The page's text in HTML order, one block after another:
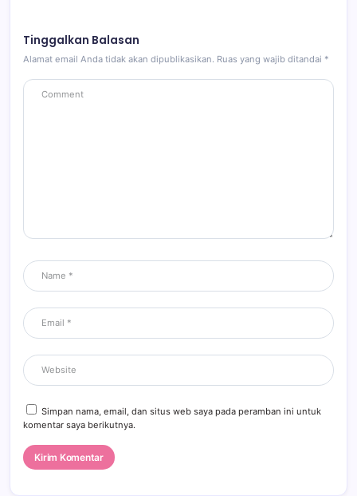
Tinggalkan Balasan
Alamat email Anda tidak akan dipublikasikan. Ruas yang wajib ditandai *
Simpan nama, email, dan situs web saya pada peramban ini untuk
komentar saya berikutnya.